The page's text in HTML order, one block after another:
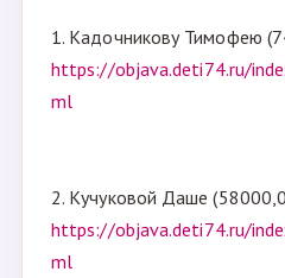
1. Кадочникову Тимофею
https://objava.deti74.ru/
ml
2. Кучуковой Даше
https://objava.deti74.ru/
ml